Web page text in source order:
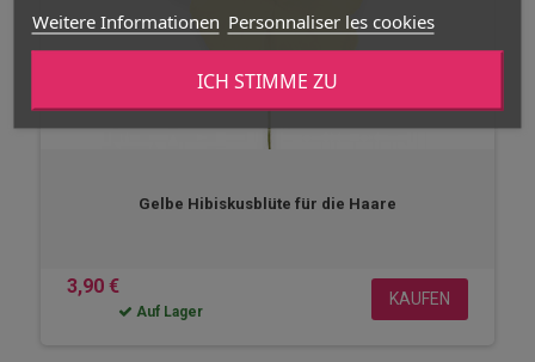
Weitere Informationen Personnaliser les cookies
ICH STIMME ZU
Gelbe Hibiskusblüte für die Haare
3,90 €
Auf Lager
KAUFEN